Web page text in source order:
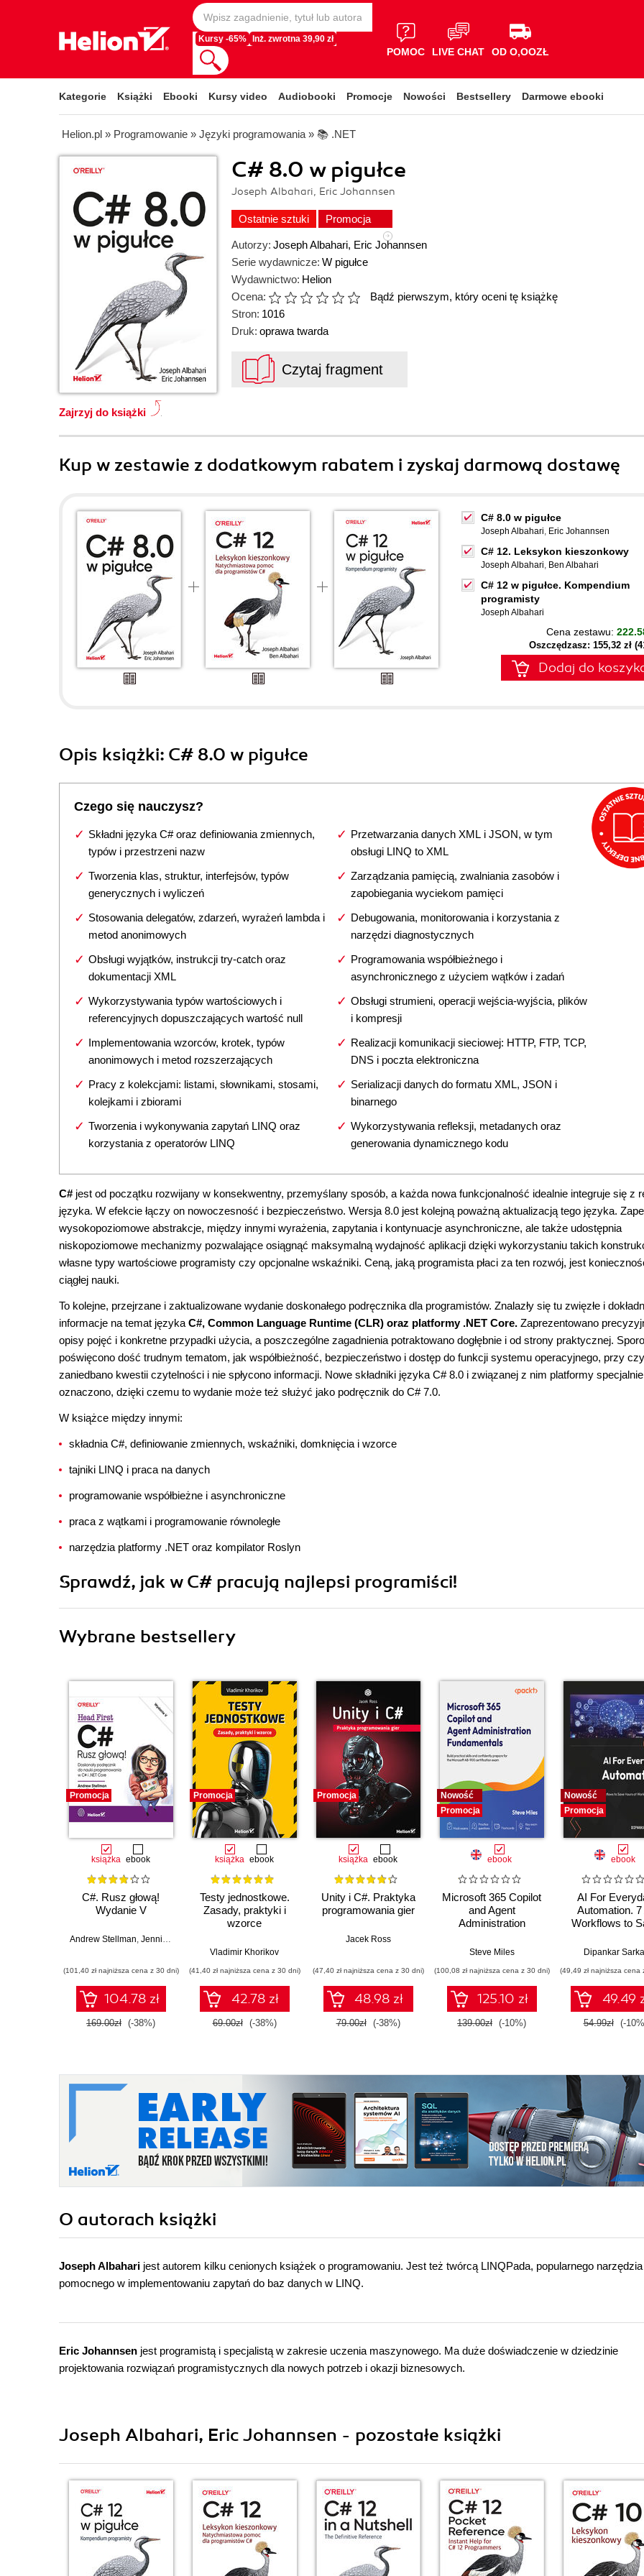
Kursy -65% Inż. zwrotna 39,90 zł
POMOC LIVE CHAT OD O,OOZŁ
Kategorie Książki Ebooki Kursy video Audiobooki Promocje Nowości Bestsellery Darmowe ebooki
Helion.pl » Programowanie » Języki programowania » 📚 .NET
C# 8.0 w pigułce
Joseph Albahari, Eric Johannsen
Ostatnie sztuki Promocja
Zajrzyj do książki
Autorzy: Joseph Albahari, Eric Johannsen
Serie wydawnicze: W pigułce
Wydawnictwo: Helion
Ocena:
Bądź pierwszym, który oceni tę książkę
Stron: 1016
Druk: oprawa twarda
Czytaj fragment
Kup w zestawie z dodatkowym rabatem i zyskaj darmową dostawę
C# 8.0 w pigułce
Joseph Albahari, Eric Johannsen
C# 12. Leksykon kieszonkowy
Joseph Albahari, Ben Albahari
C# 12 w pigułce. Kompendium
programisty
Joseph Albahari
Cena zestawu:
Oszczędzasz: 155,32 zł
Dodaj do
Opis książki: C# 8.0 w pigułce
Czego się nauczysz?
Składni języka C# oraz definiowania zmiennych,
typów i przestrzeni nazw
Tworzenia klas, struktur, interfejsów, typów
generycznych i wyliczeń
Stosowania delegatów, zdarzeń, wyrażeń lambda i
metod anonimowych
Obsługi wyjątków, instrukcji try-catch oraz
dokumentacji XML
Wykorzystywania typów wartościowych i
referencyjnych dopuszczających wartość null
Implementowania wzorców, krotek, typów
anonimowych i metod rozszerzających
Pracy z kolekcjami: listami, słownikami, stosami,
kolejkami i zbiorami
Tworzenia i wykonywania zapytań LINQ oraz
korzystania z operatorów LINQ
Przetwarzania danych XML i JSON, w tym
obsługi LINQ to XML
Zarządzania pamięcią, zwalniania zasobów i
zapobiegania wyciekom pamięci
Debugowania, monitorowania i korzystania z
narzędzi diagnostycznych
Programowania współbieżnego i
asynchronicznego z użyciem wątków i zadań
Obsługi strumieni, operacji wejścia-wyjścia, plików
i kompresji
Realizacji komunikacji sieciowej: HTTP, FTP, TCP,
DNS i poczta elektroniczna
Serializacji danych do formatu XML, JSON i
binarnego
Wykorzystywania refleksji, metadanych oraz
generowania dynamicznego kodu
C# jest od początku rozwijany w konsekwentny, przemyślany sposób, a każda nowa funkcjonalność idealnie integruje się z
języka. W efekcie łączy on nowoczesność i bezpieczeństwo. Wersja 8.0 jest kolejną poważną aktualizacją tego języka.
wysokopoziomowe abstrakcje, między innymi wyrażenia, zapytania i kontynuacje asynchroniczne, ale także udostępnia
niskopoziomowe mechanizmy pozwalające osiągnąć maksymalną wydajność aplikacji dzięki wykorzystaniu takich
własne typy wartościowe programisty czy opcjonalne wskaźniki. Ceną, jaką programista płaci za ten rozwój, jest
ciągłej nauki.
To kolejne, przejrzane i zaktualizowane wydanie doskonałego podręcznika dla programistów. Znalazły się tu zwięzłe i
informacje na temat języka C#, Common Language Runtime (CLR) oraz platformy .NET Core. Zaprezentowano
opisy pojęć i konkretne przypadki użycia, a poszczególne zagadnienia potraktowano dogłębnie i od strony praktycznej.
poświęcono dość trudnym tematom, jak współbieżność, bezpieczeństwo i dostęp do funkcji systemu operacyjnego, przy
zaniedbano kwestii czytelności i nie spłycono informacji. Nowe składniki języka C# 8.0 i związanej z nim platformy specjalnie
oznaczono, dzięki czemu to wydanie może też służyć jako podręcznik do C# 7.0.
W książce między innymi:
składnia C#, definiowanie zmiennych, wskaźniki, domknięcia i wzorce
tajniki LINQ i praca na danych
programowanie współbieżne i asynchroniczne
praca z wątkami i programowanie równoległe
narzędzia platformy .NET oraz kompilator Roslyn
Sprawdź, jak w C# pracują najlepsi programiści!
Wybrane bestsellery
Promocja
książka ebook
C#. Rusz głową!
Wydanie V
Andrew Stellman, Jennifer Greene
(101,40 zł najniższa cena z 30 dni)
104.78 zł
169.00zł (-38%)
Promocja
książka ebook
Testy jednostkowe.
Zasady, praktyki i
wzorce
Vladimir Khorikov
(41,40 zł najniższa cena z 30 dni)
42.78 zł
69.00zł (-38%)
Promocja
książka ebook
Unity i C#. Praktyka
programowania gier
Jacek Ross
(47,40 zł najniższa cena z 30 dni)
48.98 zł
79.00zł (-38%)
Nowość
Promocja
ebook
Microsoft 365 Copilot
and Agent
Administration
practical skills and
for the Microsoft AB-
900 certification
exam
Steve Miles
(100,08 zł najniższa cena z 30 dni)
125.10 zł
139.00zł (-10%)
Nowość
Promocja
ebook
AI For
Automation. 7
Workflows to
Week
Dipankar
(49,49 zł najniższa cena
49.49
54.99zł (-
O autorach książki
Joseph Albahari jest autorem kilku cenionych książek o programowaniu. Jest też twórcą LINQPada, popularnego narzędzia
pomocnego w implementowaniu zapytań do baz danych w LINQ.
Eric Johannsen jest programistą i specjalistą w zakresie uczenia maszynowego. Ma duże doświadczenie w dziedzinie
projektowania rozwiązań programistycznych dla nowych potrzeb i okazji biznesowych.
Joseph Albahari, Eric Johannsen - pozostałe książki